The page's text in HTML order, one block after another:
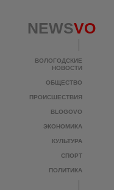
NEWSVO
ВОЛОГОДСКИЕ
НОВОСТИ
ОБЩЕСТВО
ПРОИСШЕСТВИЯ
BLOGOVO
ЭКОНОМИКА
КУЛЬТУРА
СПОРТ
ПОЛИТИКА